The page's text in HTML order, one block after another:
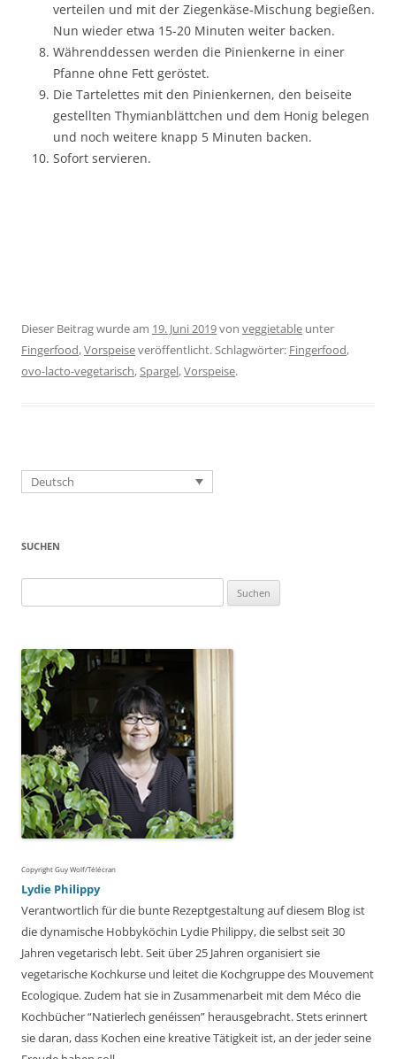
verteilen und mit der Ziegenkäse-Mischung begießen.
Nun wieder etwa 15-20 Minuten weiter backen.
Währenddessen werden die Pinienkerne in einer
Pfanne ohne Fett geröstet.
Die Tartelettes mit den Pinienkernen, den beiseite
gestellten Thymianblättchen und dem Honig belegen
und noch weitere knapp 5 Minuten backen.
Sofort servieren.
Dieser Beitrag wurde am 19. Juni 2019von veggietable unter
Fingerfood,Vorspeiseveröffentlicht. Schlagwörter: Fingerfood,
ovo-lacto-vegetarisch,Spargel,Vorspeise.
Deutsch
SUCHEN
nach:
Copyright Guy Wolf/Télécran
Lydie Philippy
Verantwortlich für die bunte Rezeptgestaltung auf diesem Blog ist
die dynamische Hobbyköchin Lydie Philippy, die selbst seit 30
Jahren vegetarisch lebt. Seit über 25 Jahren organisiert sie
vegetarische Kochkurse und leitet die Kochgruppe des Mouvement
Ecologique. Zudem hat sie in Zusammenarbeit mit dem Méco die
Kochbücher “Natierlech genéissen” herausgebracht. Stets erinnert
sie daran, dass Kochen eine kreative Tätigkeit ist, an der jeder seine